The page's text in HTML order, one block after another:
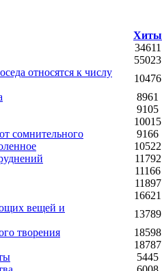
Хиты
34611
55023
относятся к числу
10476
8961
9105
10015
сомнительного
9166
10522
11792
11166
11897
16621
вещей и
13789
творения
18598
18787
5445